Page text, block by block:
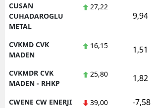
CUSAN
CUHADAROGLU
METAL
27,22
9,94
CVKMD CVK
MADEN
16,15 1,51
CVKMDR CVK
MADEN - RHKP
25,80 1,82
CWENE CW ENERJI 39,00 -7,58